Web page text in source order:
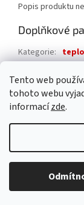
Tento web
tohoto webu
informacízde.
Popis produktu
Doplňkové
Kategorie:
EAN:
Copyright 2026